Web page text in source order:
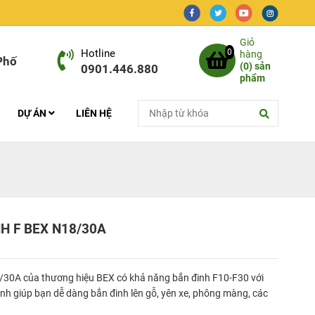
Hotline
0901.446.880
0
Giỏ
hàng
(0) sản
phẩm
DỰ ÁN LIÊN HỆ
F BEX N18/30A
của thương hiệu BEX có khả năng bắn đinh F10-F30 với
giúp bạn dễ dàng bắn đinh lên gỗ, yên xe, phông màng, các